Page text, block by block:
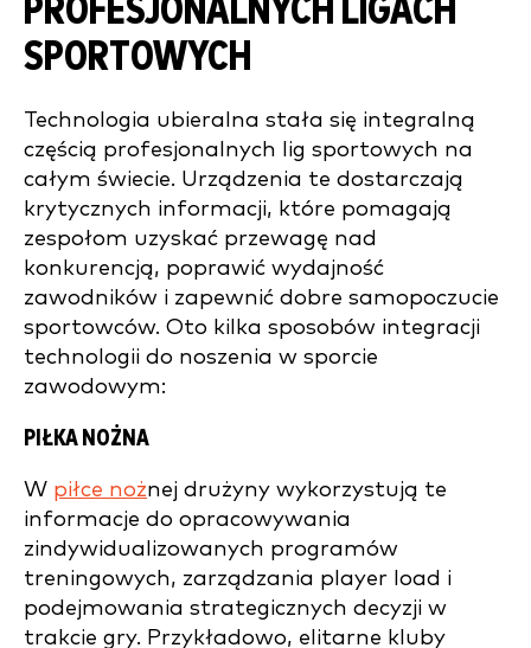
PROFESJONALNYCH LIGACH
SPORTOWYCH
Technologia ubieralna stała się integralną
częścią profesjonalnych lig sportowych na
całym świecie. Urządzenia te dostarczają
krytycznych informacji, które pomagają
zespołom uzyskać przewagę nad
konkurencją, poprawić wydajność
zawodników i zapewnić dobre samopoczucie
sportowców. Oto kilka sposobów integracji
technologii do noszenia w sporcie
zawodowym:
PIŁKA NOŻNA
W piłce nożnej drużyny wykorzystują te
informacje do opracowywania
zindywidualizowanych programów
treningowych, zarządzania player load i
podejmowania strategicznych decyzji w
trakcie gry. Przykładowo, elitarne kluby